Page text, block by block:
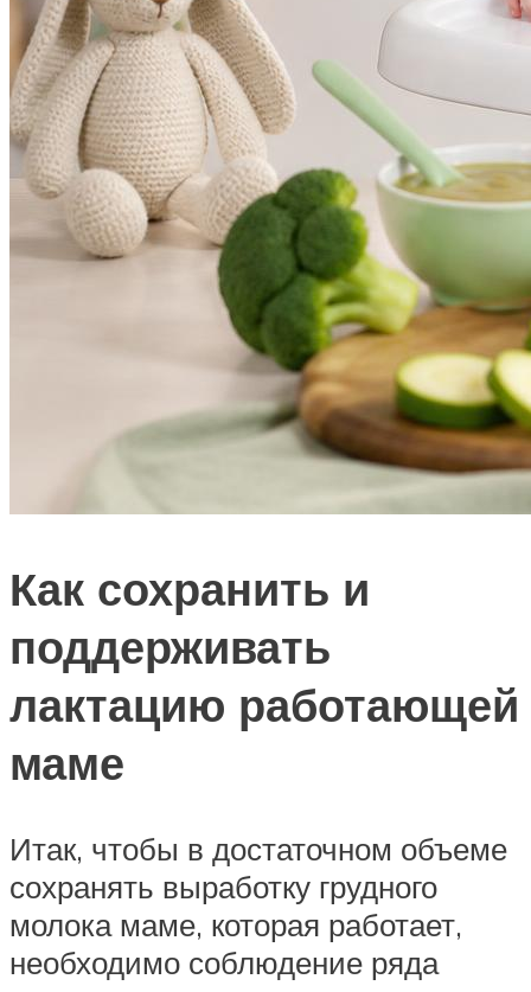
Как сохранить и
поддерживать
лактацию работающей
маме
Итак, чтобы в достаточном объеме
сохранять выработку грудного
молока маме, которая работает,
необходимо соблюдение ряда